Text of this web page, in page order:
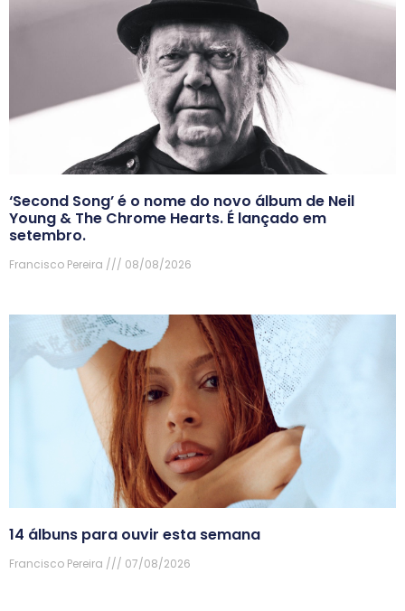
‘Second Song’ é o nome do novo álbum de Neil
Young & The Chrome Hearts. É lançado em
setembro.
Francisco Pereira 08/08/2026
14 álbuns para ouvir esta semana
Francisco Pereira 07/08/2026